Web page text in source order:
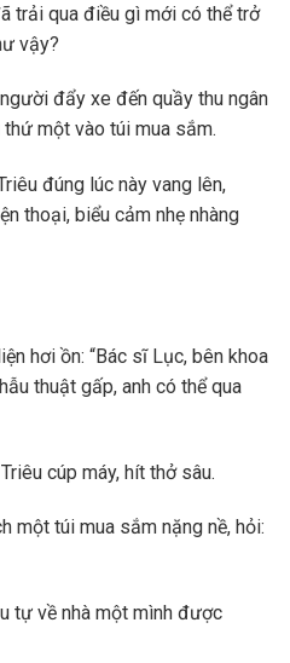
trải qua điều gì mới có thể trở
vậy?
đẩy xe đến quầy thu ngân
một vào túi mua sắm.
đúng lúc này vang lên,
thoại, biểu cảm nhẹ nhàng
hơi ồn: “Bác sĩ Lục, bên khoa
thuật gấp, anh có thể qua
cúp máy, hít thở sâu.
một túi mua sắm nặng nề, hỏi:
tự về nhà một mình được